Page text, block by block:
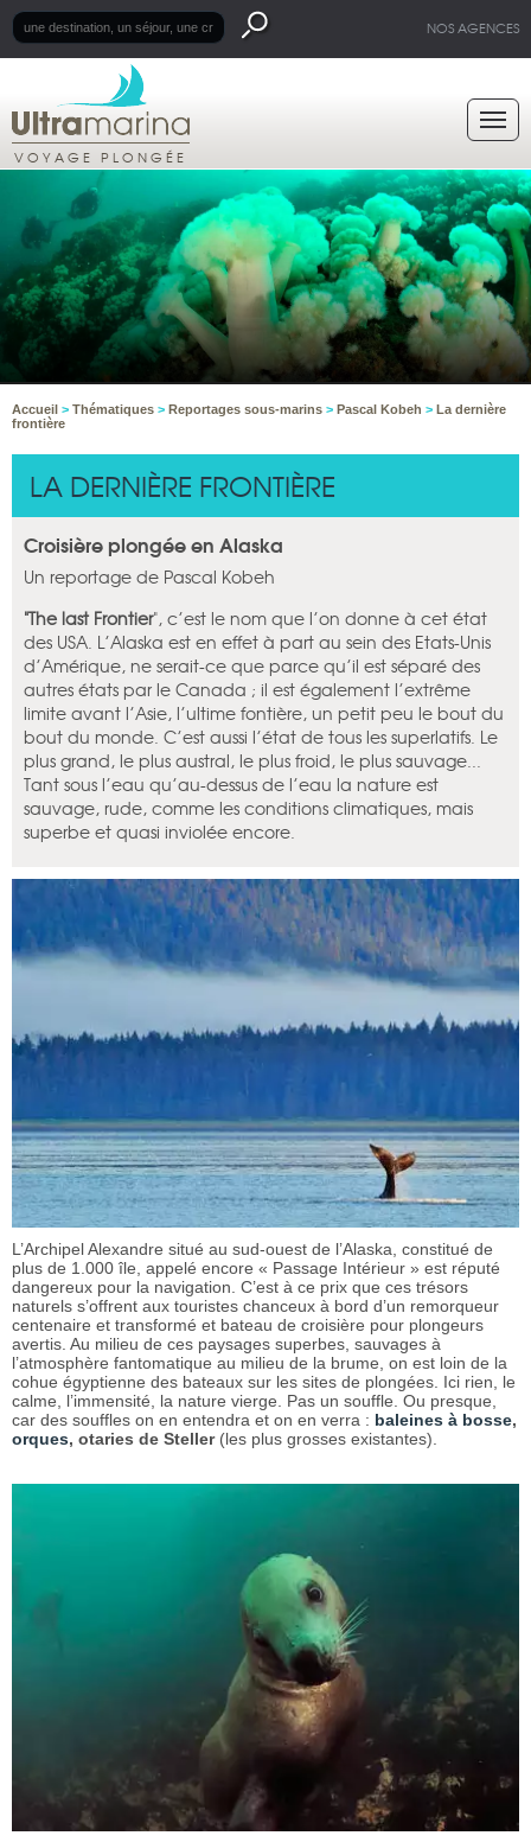
NOS AGENCES
VOYAGE PLONGÉE
Accueil > Thématiques > Reportages sous-marins > Pascal Kobeh > La dernière
frontière
LA DERNIÈRE FRONTIÈRE
Croisière plongée en Alaska
Un reportage de Pascal Kobeh
"The last Frontier", c’est le nom que l’on donne à cet état
des USA. L’Alaska est en effet à part au sein des Etats-Unis
d’Amérique, ne serait-ce que parce qu’il est séparé des
autres états par le Canada ; il est également l’extrême
limite avant l’Asie, l’ultime fontière, un petit peu le bout du
bout du monde. C’est aussi l’état de tous les superlatifs. Le
plus grand, le plus austral, le plus froid, le plus sauvage...
Tant sous l’eau qu’au-dessus de l’eau la nature est
sauvage, rude, comme les conditions climatiques, mais
superbe et quasi inviolée encore.
L’Archipel Alexandre situé au sud-ouest de l’Alaska, constitué de
plus de 1.000 île, appelé encore « Passage Intérieur » est réputé
dangereux pour la navigation. C’est à ce prix que ces trésors
naturels s’offrent aux touristes chanceux à bord d’un remorqueur
centenaire et transformé et bateau de croisière pour plongeurs
avertis. Au milieu de ces paysages superbes, sauvages à
l’atmosphère fantomatique au milieu de la brume, on est loin de la
cohue égyptienne des bateaux sur les sites de plongées. Ici rien, le
calme, l’immensité, la nature vierge. Pas un souffle. Ou presque,
car des souffles on en entendra et on en verra : baleines à bosse,
orques, otaries de Steller(les plus grosses existantes).